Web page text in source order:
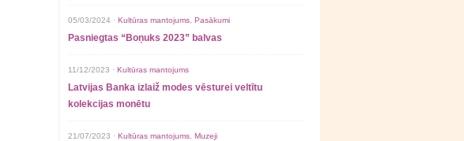
05/03/2024 · Kultūras mantojums Pasākumi
Pasniegtas “Boņuks 2023” balvas
11/12/2023 · Kultūras mantojums
Latvijas Banka izlaiž modes vēsturei veltītu
kolekcijas monētu
21/07/2023 · Kultūras mantojums Muzeji